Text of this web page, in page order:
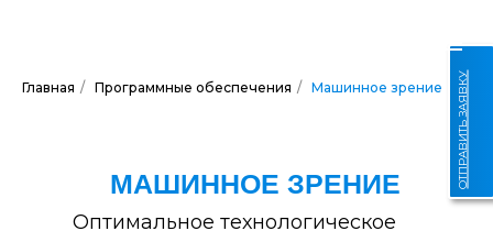
ОТПРАВИТЬ ЗАЯВКУ
Главная / Программные обеспечения / Машинное зрение
МАШИННОЕ ЗРЕНИЕ
Оптимальное технологическое